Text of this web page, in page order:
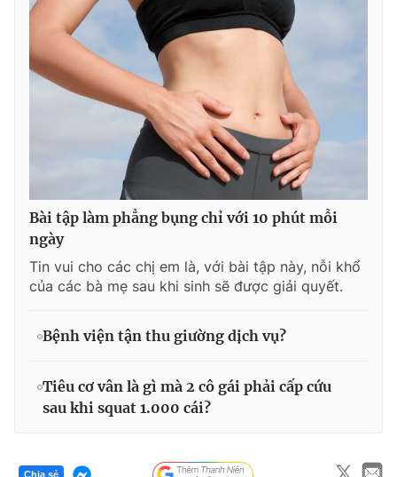
Bài tập làm phẳng bụng chỉ với 10 phút mỗi
ngày
Tin vui cho các chị em là, với bài tập này, nỗi khổ
của các bà mẹ sau khi sinh sẽ được giải quyết.
Bệnh viện tận thu giường dịch vụ?
Tiêu cơ vân là gì mà 2 cô gái phải cấp cứu
sau khi squat 1.000 cái?
Chia sẻ